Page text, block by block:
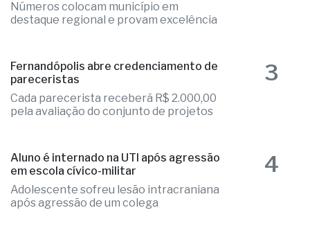
Números colocam município em
destaque regional e provam excelência
Fernandópolis abre credenciamento de
pareceristas
Cada parecerista receberá R$ 2.000,00
pela avaliação do conjunto de projetos
3
Aluno é internado na UTI após agressão
em escola cívico-militar
Adolescente sofreu lesão intracraniana
após agressão de um colega
4